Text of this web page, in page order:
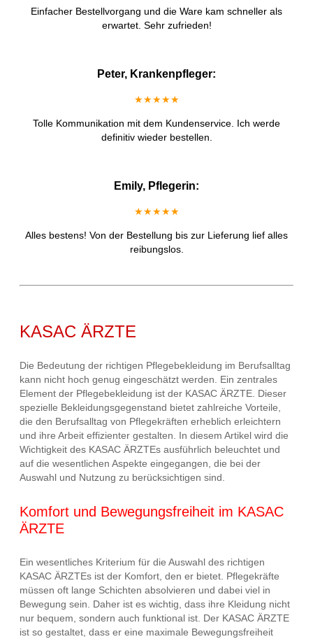
Einfacher Bestellvorgang und die Ware kam schneller als
erwartet. Sehr zufrieden!
Peter, Krankenpfleger:
★★★★★
Tolle Kommunikation mit dem Kundenservice. Ich werde
definitiv wieder bestellen.
Emily, Pflegerin:
★★★★★
Alles bestens! Von der Bestellung bis zur Lieferung lief alles
reibungslos.
KASAC ÄRZTE
Die Bedeutung der richtigen Pflegebekleidung im Berufsalltag
kann nicht hoch genug eingeschätzt werden. Ein zentrales
Element der Pflegebekleidung ist der KASAC ÄRZTE. Dieser
spezielle Bekleidungsgegenstand bietet zahlreiche Vorteile,
die den Berufsalltag von Pflegekräften erheblich erleichtern
und ihre Arbeit effizienter gestalten. In diesem Artikel wird die
Wichtigkeit des KASAC ÄRZTEs ausführlich beleuchtet und
auf die wesentlichen Aspekte eingegangen, die bei der
Auswahl und Nutzung zu berücksichtigen sind.
Komfort und Bewegungsfreiheit im KASAC
ÄRZTE
Ein wesentliches Kriterium für die Auswahl des richtigen
KASAC ÄRZTEs ist der Komfort, den er bietet. Pflegekräfte
müssen oft lange Schichten absolvieren und dabei viel in
Bewegung sein. Daher ist es wichtig, dass ihre Kleidung nicht
nur bequem, sondern auch funktional ist. Der KASAC ÄRZTE
ist so gestaltet, dass er eine maximale Bewegungsfreiheit